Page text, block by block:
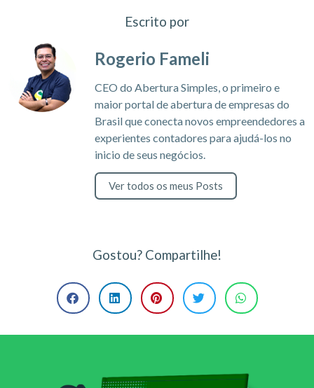
Escrito por
Rogerio Fameli
CEO do Abertura Simples, o primeiro e
maior portal de abertura de empresas do
Brasil que conecta novos empreendedores a
experientes contadores para ajudá-los no
inicio de seus negócios.
Ver todos os meus Posts
Gostou? Compartilhe!